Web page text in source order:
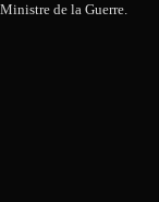
de la Guerre.